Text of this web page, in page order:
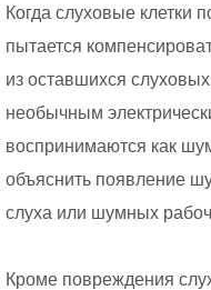
Когда слуховые клетки
пытается
из оставшихся
необычным
воспринимаются как
объяснить появление
слуха или шумных
Кроме повреждения